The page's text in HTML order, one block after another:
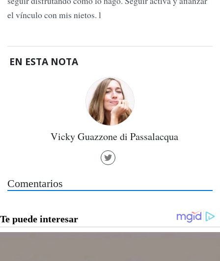
el vínculo con mis nietos. l
EN ESTA NOTA
Vicky Guazzone di Passalacqua
Comentarios